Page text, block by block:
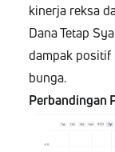
kinerja reksa
Dana Tetap
dampak
bunga.
Perbandingan